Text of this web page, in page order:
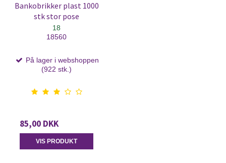
Bankobrikker plast 1000
stk stor pose
18
18560
På lager i webshoppen
(922 stk.)
85,00 DKK
VIS PRODUKT